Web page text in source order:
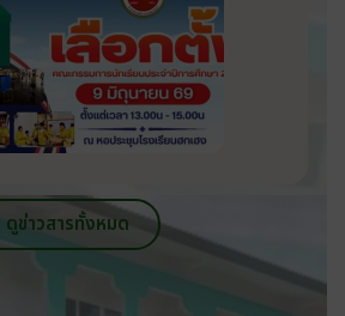
ดูข่าวสารทั้งหมด